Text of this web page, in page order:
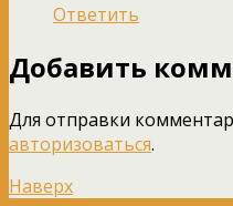
Ответить
Добавить
Для отправки
авторизоваться.
Наверх